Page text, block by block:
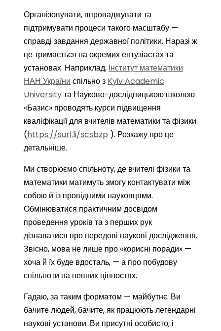
Організовувати, впроваджувати та
підтримувати процеси такого масштабу —
справді завдання державної політики. Наразі ж
це тримається на окремих ентузіастах та
установах. Наприклад, Інститут математики
НАН України спільно з Kyiv Academic
Universityта Науково-дослідницькою школою
«Базис» проводять курси підвищення
кваліфікації для вчителів математики та фізики
(https://surl.li/scsbzp ). Розкажу про це
детальніше.
Ми створюємо спільноту, де вчителі фізики та
математики матимуть змогу контактувати між
собою й із провідними науковцями.
Обмінюватися практичним досвідом
проведення уроків та з перших рук
дізнаватися про передові наукові дослідження.
Звісно, мова не лише про «корисні поради» —
хоча й їх буде вдосталь, — а про побудову
спільноти на певних цінностях.
Гадаю, за таким форматом — майбутнє. Ви
бачите людей, бачите, як працюють легендарні
наукові установи. Ви присутні особисто, і